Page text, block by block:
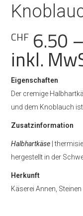
CHF 6.50 –
inkl.
Eigenschaften
Der cremige
und dem Knoblauch
Zusatzinformation
Halbhartkäse |
hergestellt in der
Herkunft
Käserei Annen,